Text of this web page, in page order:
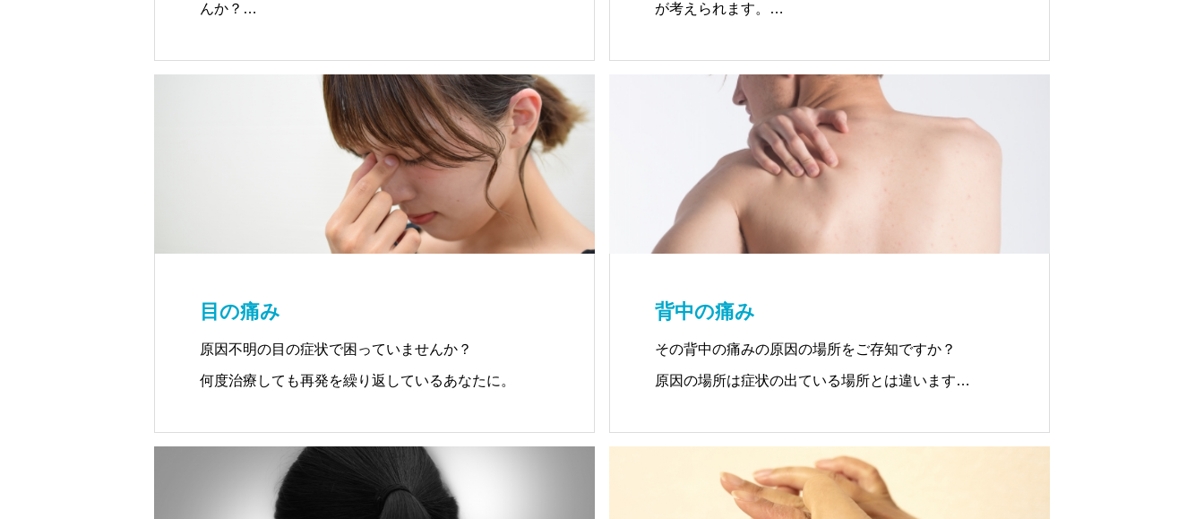
んか？
筋膜治療はどちらも治療可能です。
が考えられます。
特に、首の筋膜の癒着によって耳への不定愁訴をきた
す事があります。
この場合、首への筋膜治療を行い改善させる事が可能
です。
す。
すぐに改善が難しい方もいらっしゃいますが、
所、痛みの場所に心地よい放散痛が現れます。
この時に患者様によっては『そこ』と思われる方が多
数いらっしゃいます
目の痛み
原因不明の目の症状で困っていませんか？
何度治療しても再発を繰り返しているあなたに。
背中の痛み
その背中の痛みの原因の場所をご存知ですか？
原因の場所は症状の出ている場所とは違います。